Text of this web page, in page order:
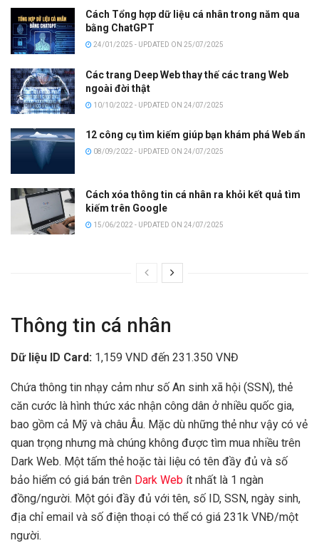
Cách Tổng hợp dữ liệu cá nhân trong năm qua
bằng ChatGPT
24/01/2025 - UPDATED ON 25/07/2025
Các trang Deep Web thay thế các trang Web
ngoài đời thật
10/10/2022 - UPDATED ON 24/07/2025
12 công cụ tìm kiếm giúp bạn khám phá Web ẩn
08/09/2022 - UPDATED ON 24/07/2025
Cách xóa thông tin cá nhân ra khỏi kết quả tìm
kiếm trên Google
15/06/2022 - UPDATED ON 24/07/2025
Thông tin cá nhân
Dữ liệu ID Card: 1,159 VND đến 231.350 VNĐ
Chứa thông tin nhạy cảm như số An sinh xã hội (SSN), thẻ
căn cước là hình thức xác nhận công dân ở nhiều quốc gia,
bao gồm cả Mỹ và châu Âu. Mặc dù những thẻ như vậy có vẻ
quan trọng nhưng mà chúng không được tìm mua nhiều trên
Dark Web. Một tấm thẻ hoặc tài liệu có tên đầy đủ và số
bảo hiểm có giá bán trên Dark Web ít nhất là 1 ngàn
đồng/người. Một gói đầy đủ với tên, số ID, SSN, ngày sinh,
địa chỉ email và số điện thoại có thể có giá 231k VNĐ/một
người.